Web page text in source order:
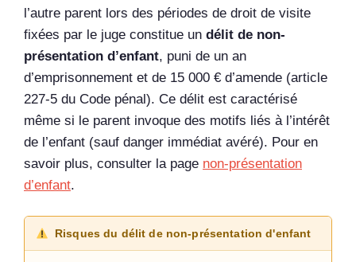
l’autre parent lors des périodes de droit de visite
fixées par le juge constitue un délit de non-
présentation d’enfant, puni de un an
d’emprisonnement et de 15 000 € d’amende (article
227-5 du Code pénal). Ce délit est caractérisé
même si le parent invoque des motifs liés à l’intérêt
de l’enfant (sauf danger immédiat avéré). Pour en
savoir plus, consulter la page non-présentation
d’enfant.
Risques du délit de non-présentation d'enfant